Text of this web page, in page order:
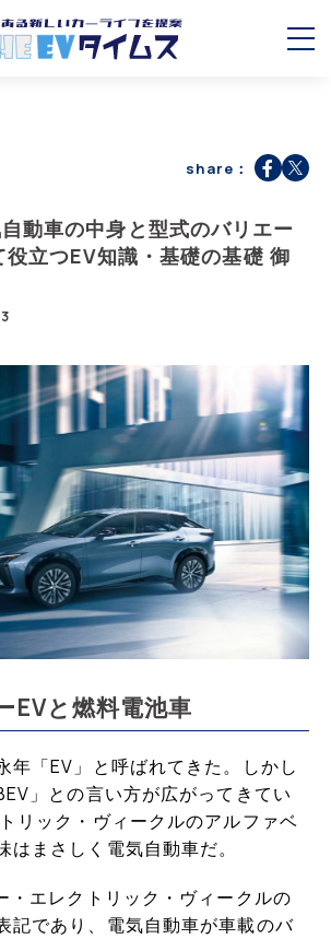
share：
動車の中身と型式のバリエー
立つEV知識・基礎の基礎 御
EVと燃料電池車
年「EV」と呼ばれてきた。しかし
」との言い方が広がってきてい
リック・ヴィークルのアルファベ
はまさしく電気自動車だ。
・エレクトリック・ヴィークルの
記であり、電気自動車が車載のバ